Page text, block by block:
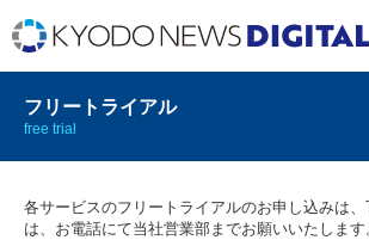
フリートライアル
free trial
各サービスのフリートライアルのお申し込みは
は、お電話にて当社営業部までお願いいたします